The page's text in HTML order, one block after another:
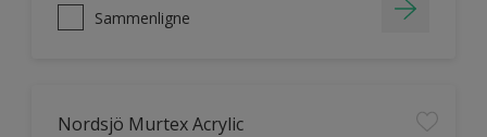
Sammenligne
Nordsjö Murtex Acrylic